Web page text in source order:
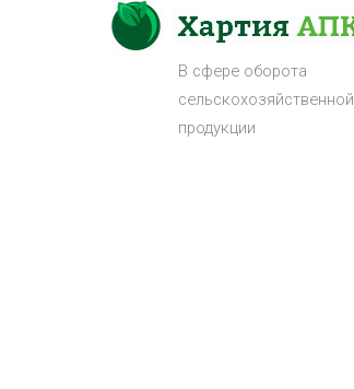
В сфере оборота
сельскохозяйственной
продукции